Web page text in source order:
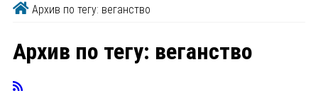
Архив по тегу: веганство
Архив по тегу: веганство